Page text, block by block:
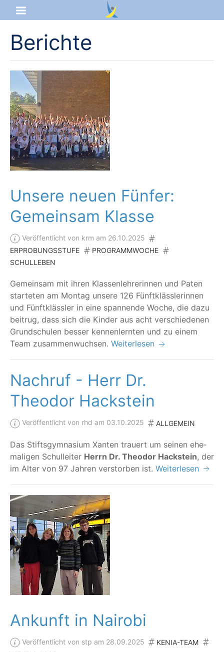
Startseite
Aktuelles
Das sind wir
Lernangebot
Service & Infos
Berichte
Unsere neuen Fünfer:
Gemeinsam Klasse
Veröffentlicht von krm am 26.10.2025
ERPROBUNGSSTUFE
PROGRAMMWOCHE
SCHULLEBEN
Gemein­sam mit ihren Klas­sen­leh­re­rin­nen und Paten
star­te­ten am Mon­tag unse­re 126 Fünft­kläss­le­rin­nen
und Fünft­kläss­ler in eine span­nen­de Woche, die dazu
bei­trug, dass sich die Kin­der aus acht ver­schie­de­nen
Grund­schu­len bes­ser ken­nen­lern­ten und zu einem
Team zusammenwuchsen. Weiterlesen
Nachruf - Herr Dr.
Theodor Hackstein
Veröffentlicht von rhd am 03.10.2025 ALLGEMEIN
Das Stifts­gym­na­si­um Xan­ten trau­ert um sei­nen ehe­
ma­li­gen Schul­lei­ter Herrn Dr. Theo­dor Hack­stein, der
im Alter von 97 Jah­ren ver­stor­ben ist. Weiterlesen
Ankunft in Nairobi
Veröffentlicht von stp am 28.09.2025
KENIA-TEAM